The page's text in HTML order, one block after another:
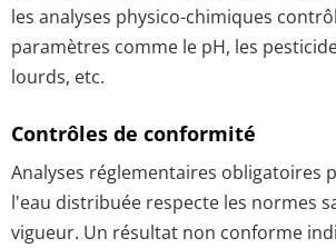
les analyses physico-chimiques
paramètres comme le pH, les
lourds, etc.
Contrôles de conformité
Analyses réglementaires obligatoires
l'eau distribuée respecte les normes
vigueur. Un résultat non conforme